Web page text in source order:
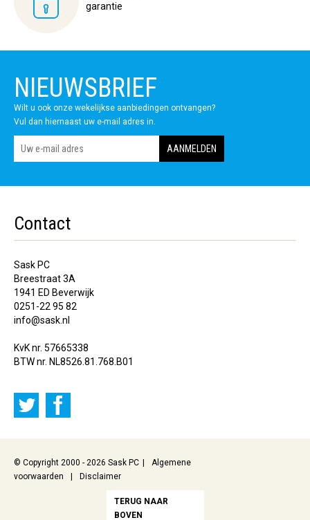
garantie
NIEUWSBRIEF
Wilt u ook onze wekelijkse aanbiedingen ontvangen?
Vul dan hiernaast uw e-mail adres in.
Contact
Sask PC
Breestraat 3A
1941 ED Beverwijk
0251-22 95 82
info@sask.nl
KvK nr. 57665338
BTW nr. NL8526.81.768.B01
© Copyright 2000 - 2026 Sask PC
Algemene
voorwaarden
Disclaimer
TERUG NAAR
BOVEN